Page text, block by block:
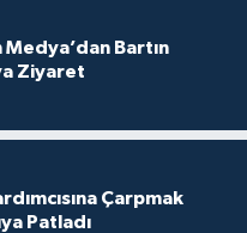
Medya’dan Bartın
Ziyaret
Çarpmak
Patladı